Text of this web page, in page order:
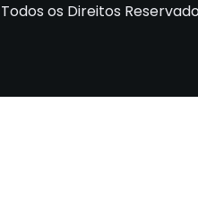
Todos os Direitos